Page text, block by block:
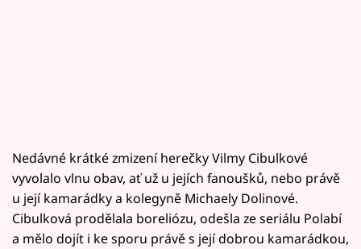
Nedávné krátké zmizení herečky Vilmy Cibulkové
vyvolalo vlnu obav, ať už u jejích fanoušků, nebo právě
u její kamarádky a kolegyně Michaely Dolinové.
Cibulková prodělala boreliózu, odešla ze seriálu Polabí
a mělo dojít i ke sporu právě s její dobrou kamarádkou,